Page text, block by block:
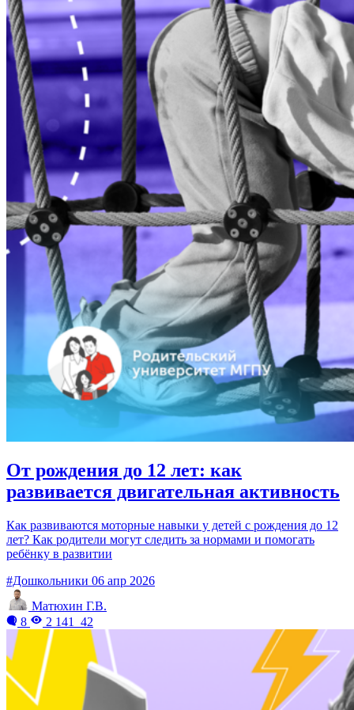
От рождения до 12 лет: как
развивается двигательная активность
Как развиваются моторные навыки у детей с рождения до 12
лет? Как родители могут следить за нормами и помогать
ребёнку в развитии
#Дошкольники 06 апр 2026
Матюхин Г.В.
8
2 141 42